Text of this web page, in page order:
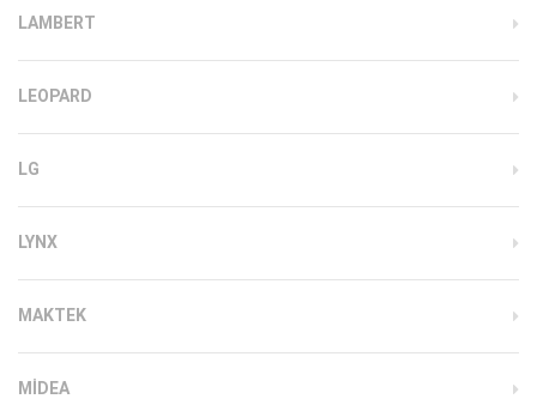
LAMBERT
LEOPARD
LG
LYNX
MAKTEK
MIDEA